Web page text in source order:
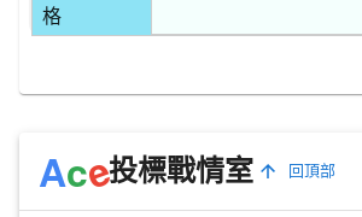
格
Ace投標戰情室 回頂部